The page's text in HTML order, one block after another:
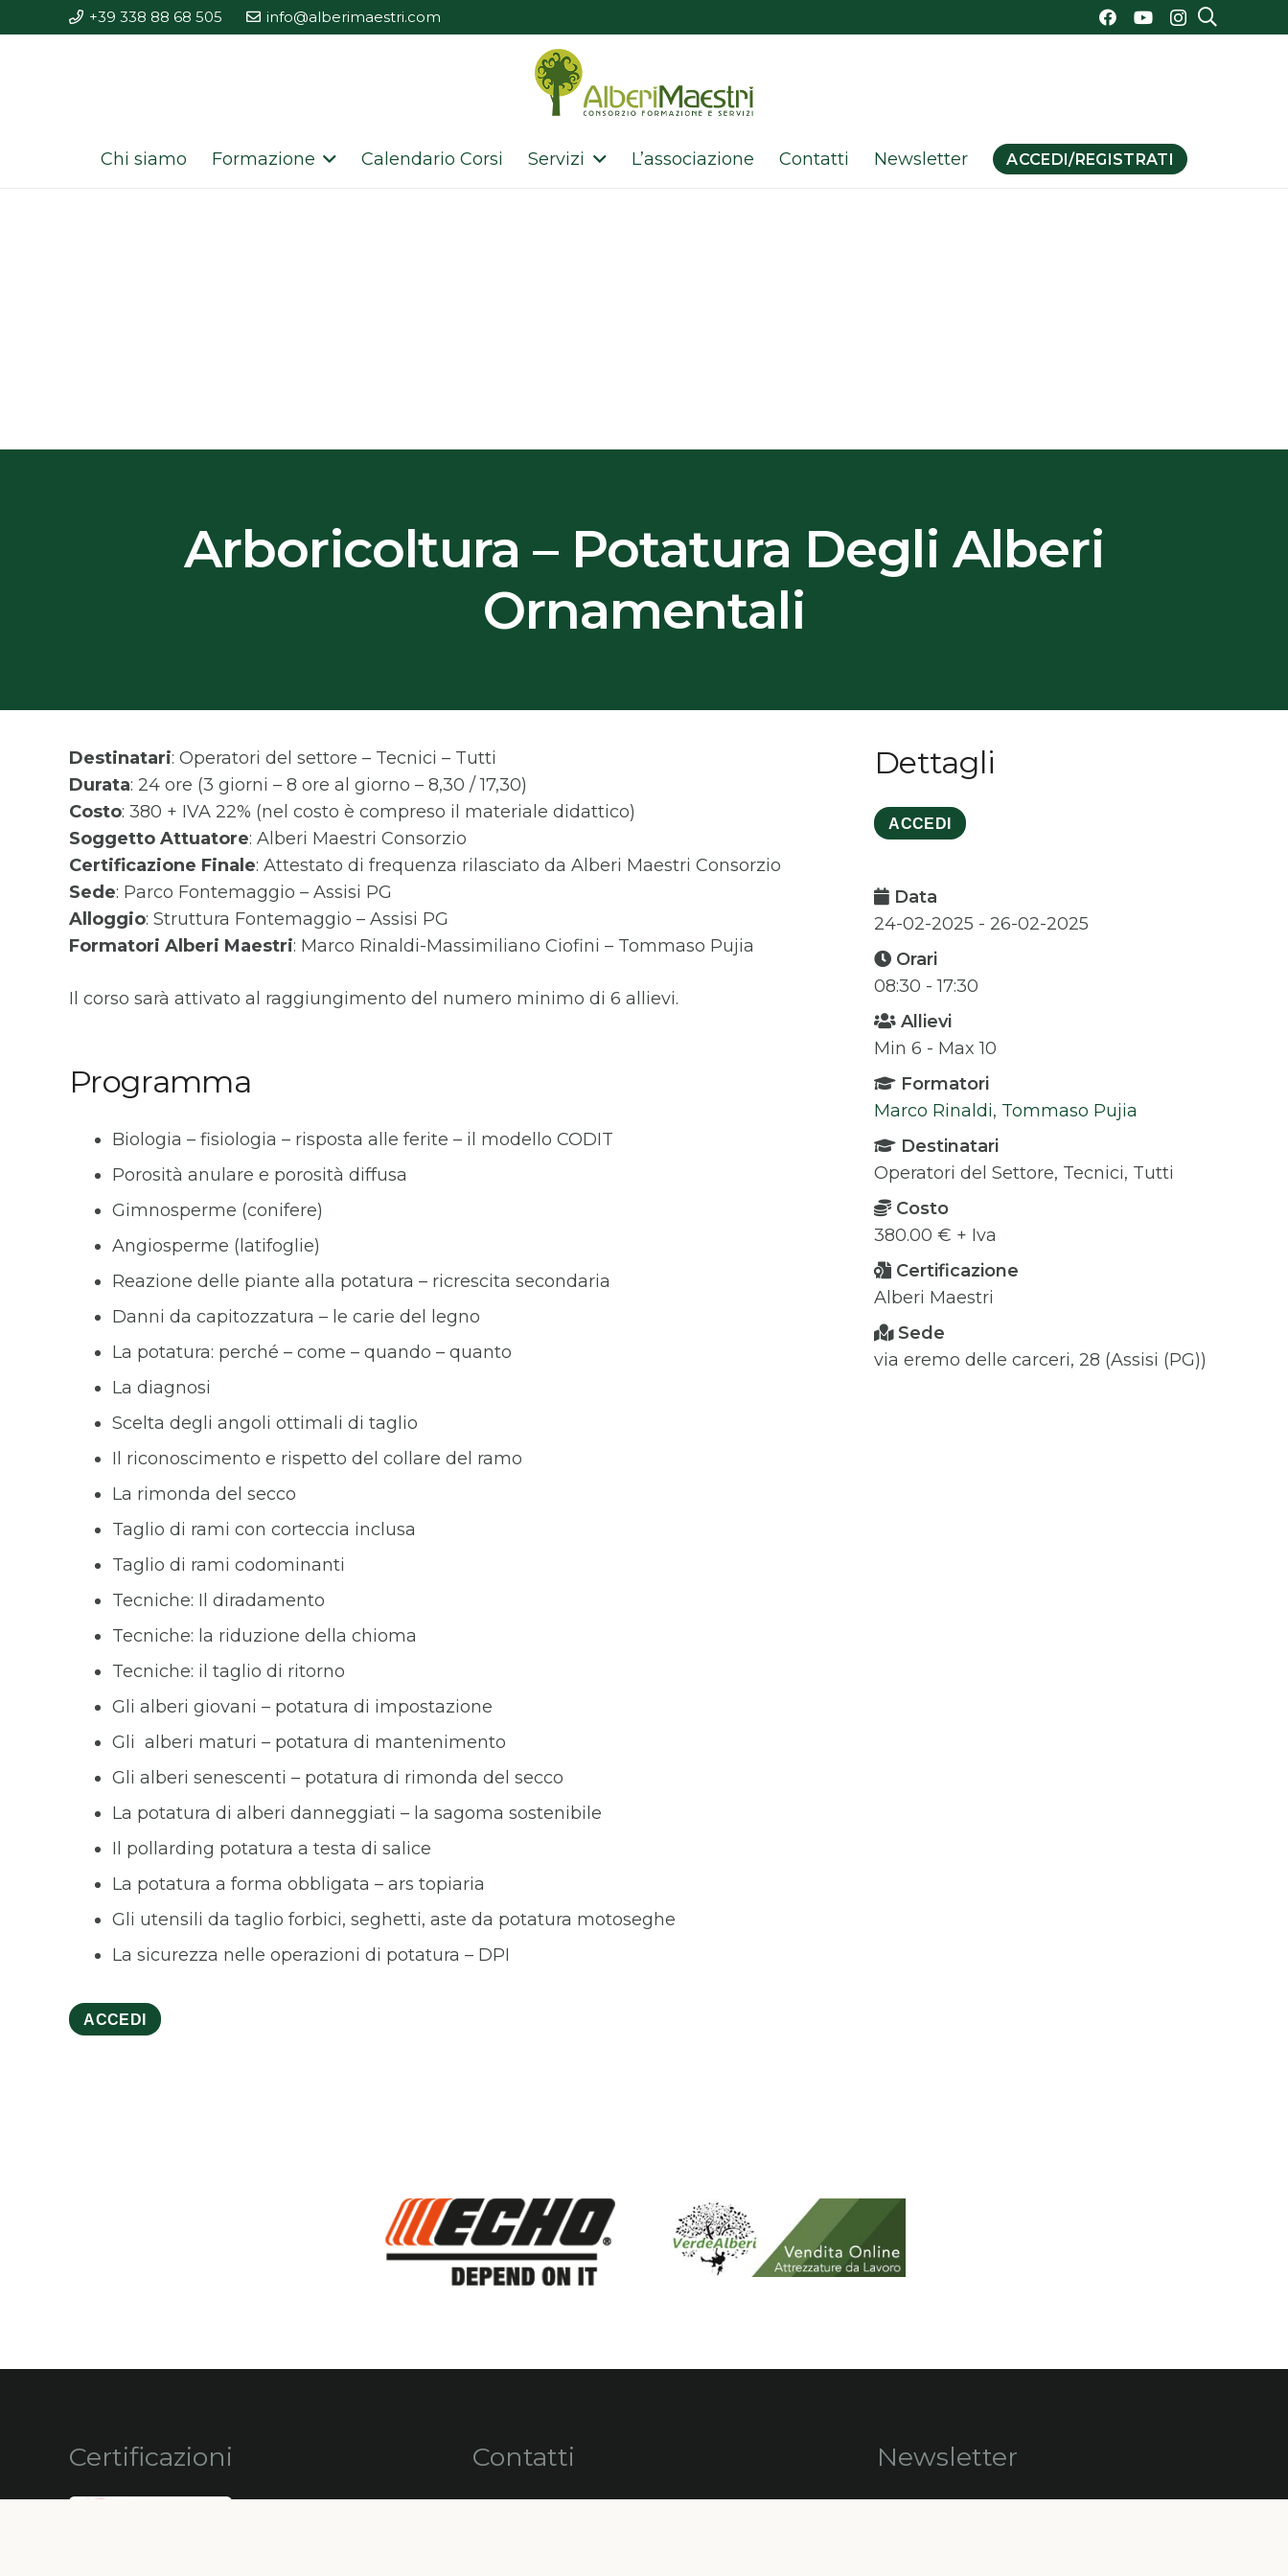
+39 338 88 68 505 info@alberimaestri.com
Chi siamo Formazione Calendario Corsi Servizi L’associazione Contatti Newsletter ACCEDI/REGISTRATI
Arboricoltura – Potatura Degli Alberi
Ornamentali
Destinatari: Operatori del settore – Tecnici – Tutti
Durata: 24 ore (3 giorni – 8 ore al giorno – 8,30 / 17,30)
Costo: 380 + IVA 22% (nel costo è compreso il materiale didattico)
Soggetto Attuatore: Alberi Maestri Consorzio
Certificazione Finale: Attestato di frequenza rilasciato da Alberi Maestri Consorzio
Sede: Parco Fontemaggio – Assisi PG
Alloggio: Struttura Fontemaggio – Assisi PG
Formatori Alberi Maestri: Marco Rinaldi-Massimiliano Ciofini – Tommaso Pujia
Il corso sarà attivato al raggiungimento del numero minimo di 6 allievi.
Programma
Biologia – fisiologia – risposta alle ferite – il modello CODIT
Porosità anulare e porosità diffusa
Gimnosperme (conifere)
Angiosperme (latifoglie)
Reazione delle piante alla potatura – ricrescita secondaria
Danni da capitozzatura – le carie del legno
La potatura: perché – come – quando – quanto
La diagnosi
Scelta degli angoli ottimali di taglio
Il riconoscimento e rispetto del collare del ramo
La rimonda del secco
Taglio di rami con corteccia inclusa
Taglio di rami codominanti
Tecniche: Il diradamento
Tecniche: la riduzione della chioma
Tecniche: il taglio di ritorno
Gli alberi giovani – potatura di impostazione
Gli alberi maturi – potatura di mantenimento
Gli alberi senescenti – potatura di rimonda del secco
La potatura di alberi danneggiati – la sagoma sostenibile
Il pollarding potatura a testa di salice
La potatura a forma obbligata – ars topiaria
Gli utensili da taglio forbici, seghetti, aste da potatura motoseghe
La sicurezza nelle operazioni di potatura – DPI
ACCEDI
Dettagli
ACCEDI
Data
24-02-2025 - 26-02-2025
Orari
08:30 - 17:30
Allievi
Min 6 - Max 10
Formatori
Marco Rinaldi, Tommaso Pujia
Destinatari
Operatori del Settore, Tecnici, Tutti
Costo
380.00 € + Iva
Certificazione
Alberi Maestri
Sede
via eremo delle carceri, 28 (Assisi (PG))
Certificazioni Contatti Newsletter